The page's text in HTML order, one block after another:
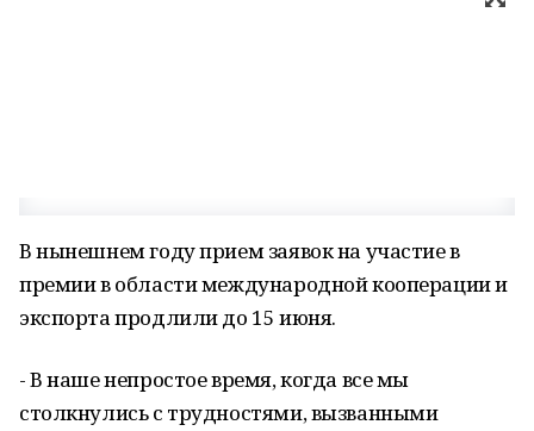
В нынешнем году прием заявок на участие в
премии в области международной кооперации и
экспорта продлили до 15 июня.
- В наше непростое время, когда все мы
столкнулись с трудностями, вызванными